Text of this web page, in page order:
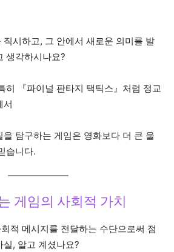
직시하고, 그 안에서 새로운 의미를 발
생각하시나요?
히 『파이널 판타지 택틱스』처럼 정교
서
탐구하는 게임은 영화보다 더 큰 울
습니다.
게임의 사회적 가치
적 메시지를 전달하는 수단으로써 점
, 알고 계셨나요?